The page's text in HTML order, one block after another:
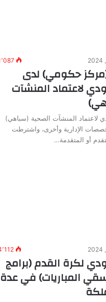
حكومي) لدى
لاعتماد المنشآت
لاعتماد المنشآت الصحية (سباهي)
الإدارية وأخرى، واشترطت
أو المتقدمة…
لكرة القدم (برامج
المباريات) في عدة